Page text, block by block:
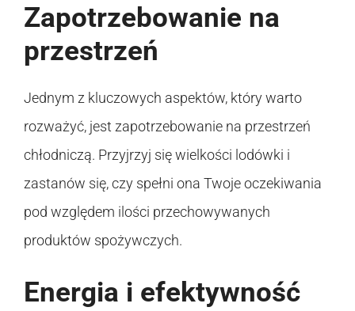
Zapotrzebowanie na
przestrzeń
Jednym z kluczowych aspektów, który warto
rozważyć, jest zapotrzebowanie na przestrzeń
chłodniczą. Przyjrzyj się wielkości lodówki i
zastanów się, czy spełni ona Twoje oczekiwania
pod względem ilości przechowywanych
produktów spożywczych.
Energia i efektywność